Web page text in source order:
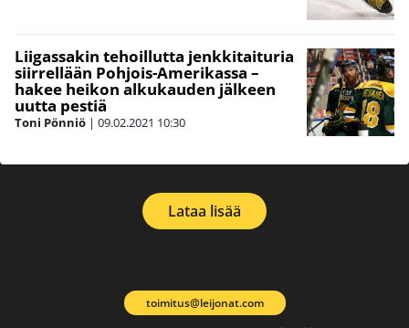
Liigassakin tehoillutta jenkkitaituria
siirrellään Pohjois-Amerikassa –
hakee heikon alkukauden jälkeen
uutta pestiä
Toni Pönniö | 09.02.2021 10:30
Lataa lisää
toimitus@leijonat.com